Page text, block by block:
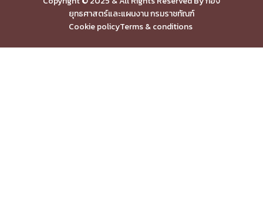
ยุทธศาสตร์และแผนงาน กรมราชทัณฑ์
Cookie policyTerms & conditions